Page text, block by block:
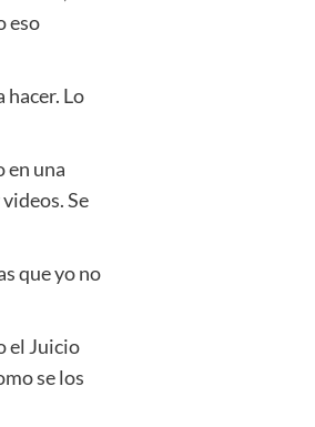
eso
hacer. Lo
en una
Se
que yo no
el Juicio
se los